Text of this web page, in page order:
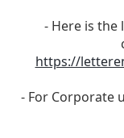
- Here is the
https://
- For Corporate